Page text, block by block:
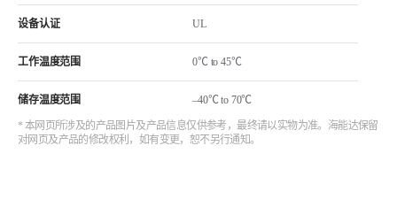
设备认证 UL
工作温度范围 0℃ to 45℃
储存温度范围 –40℃ to 70℃
* 本网页所涉及的产品图片及产品信息仅供参考，最终请以实物为准。海能达保留
对网页及产品的修改权利，如有变更，恕不另行通知。